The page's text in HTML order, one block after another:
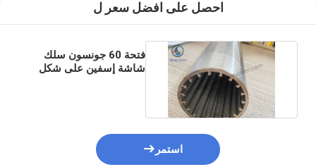
احصل على افضل سعر ل
فتحة 60 جونسون سلك
شاشة إسفين على شكل
استمر